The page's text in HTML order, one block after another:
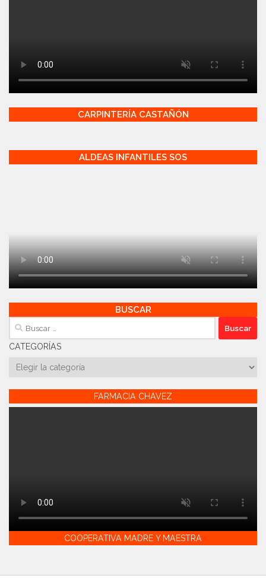
CARPINTERÍA CASTAÑÓN
ALDEAS INFANTILES SOS
BUSCAR
Buscar:
CATEGORÍAS
Categorías
FARMACIA CHAVEZ
COOPERATIVA MADRE Y MAESTRA